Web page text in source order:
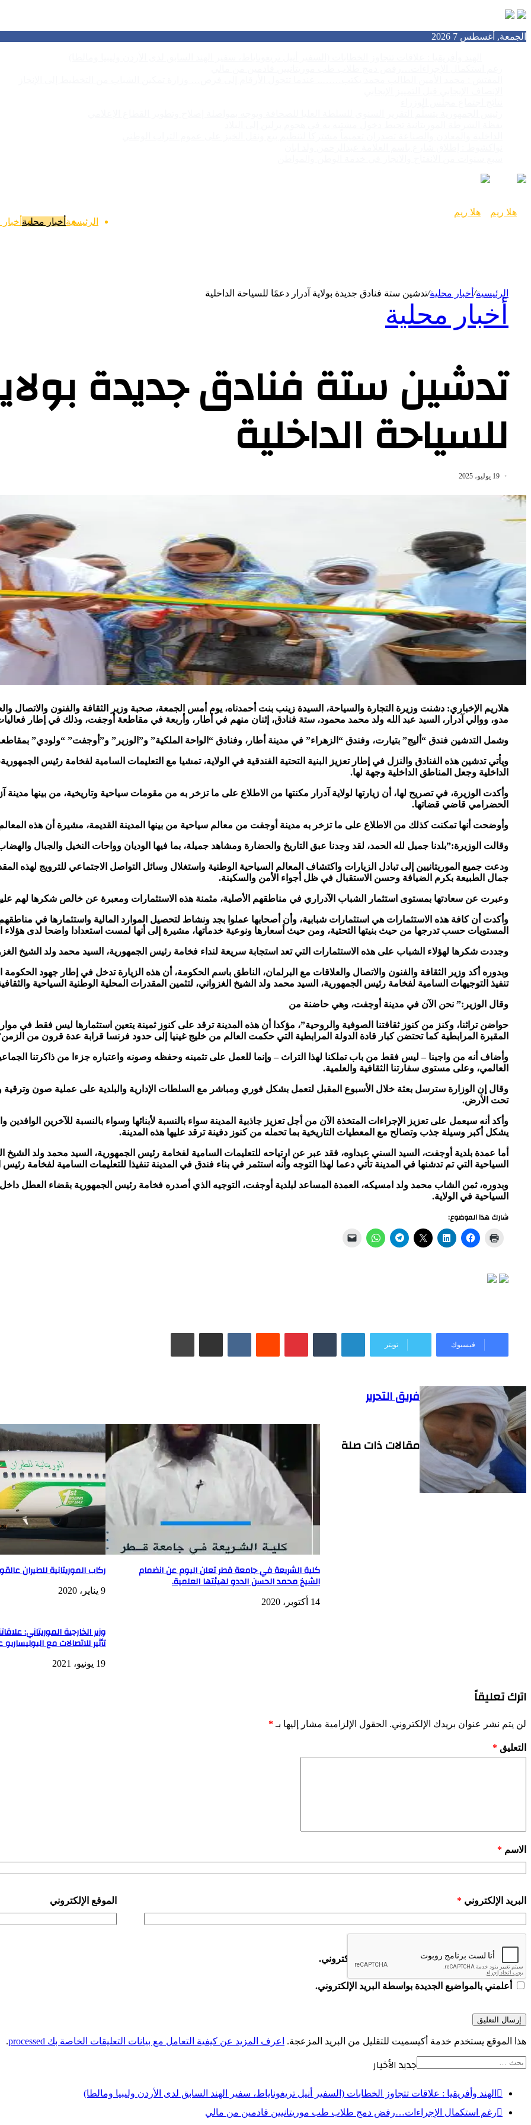
الجمعة, أغسطس 7 2026
الرئيسية أخبار محلية
الرئيسية/ أخبار محلية/تدشين ستة فنادق جديدة بولاية آدرار دعمًا للسياحة الداخلية
أخبار محلية
تدشين ستة فنادق جديدة
للسياحة الداخلية
19 يوليو، 2025
هلاريم الإخباري: دشنت وزيرة التجارة والسياحة، السيدة زينب بنت أحمدناه، يوم أمس الجمعة، صحبة وزير الثقافة والفنون والاتصال
مدو، ووالي آدرار، السيد عبد الله ولد محمد محمود، ستة فنادق، إثنان منهم في أطار، وأربعة في مقاطعة أوجفت، وذلك في إطار
وشمل التدشين فندق “أليج” بتيارت، وفندق “الزهراء” في مدينة أطار، وفنادق “الواحة الملكية” و”الوزير” و”أوجفت” “ولودي”
ويأتي تدشين هذه الفنادق والنزل في إطار تعزيز البنية التحتية الفندقية في الولاية، تمشيا مع التعليمات السامية لفخامة رئيس
الداخلية وجعل المناطق الداخلية وجهة لها.
وأكدت الوزيرة، في تصريح لها، أن زيارتها لولاية آدرار مكنتها من الاطلاع على ما تزخر به من مقومات سياحية وتاريخية، من بينها مدينة
الحضرامي قاضي قضاتها.
وأوضحت أنها تمكنت كذلك من الاطلاع على ما تزخر به مدينة أوجفت من معالم سياحية من بينها المدينة القديمة، مشيرة أن هذه
وقالت الوزيرة:”بلدنا جميل لله الحمد، لقد وجدنا عبق التاريخ والحضارة ومشاهد جميلة، بما فيها الوديان وواحات النخيل والجبال
ودعت جميع الموريتانيين إلى تبادل الزيارات واكتشاف المعالم السياحية الوطنية واستغلال وسائل التواصل الاجتماعي للترويج لهذه
جمال الطبيعة بكرم الضيافة وحسن الاستقبال في ظل أجواء الأمن والسكينة.
وعبرت عن سعادتها بمستوى استثمار الشباب الآدراري في مناطقهم الأصلية، مثمنة هذه الاستثمارات ومعبرة عن خالص شكرها لهم
وأكدت أن كافة هذه الاستثمارات هي استثمارات شبابية، وأن أصحابها عملوا بجد ونشاط لتحصيل الموارد المالية واستثمارها في
المستويات حسب تدرجها من حيث بنيتها التحتية، ومن حيث أسعارها ونوعية خدماتها، مشيرة إلى أنها لمست استعدادا واضحا لدى
وجددت شكرها لهؤلاء الشباب على هذه الاستثمارات التي تعد استجابة سريعة لنداء فخامة رئيس الجمهورية، السيد محمد ولد الشيخ
وبدوره أكد وزير الثقافة والفنون والاتصال والعلاقات مع البرلمان، الناطق باسم الحكومة، أن هذه الزيارة تدخل في إطار جهود الحكومة
تنفيذ التوجيهات السامية لفخامة رئيس الجمهورية، السيد محمد ولد الشيخ الغزواني، لتثمين المقدرات المحلية الوطنية السياحية
وقال الوزير:” نحن الآن في مدينة أوجفت، وهي حاضنة من
حواضن تراثنا، وكنز من كنوز ثقافتنا الصوفية والروحية”، مؤكدا أن هذه المدينة ترقد على كنوز ثمينة يتعين استثمارها ليس فقط في
المقبرة المرابطية كما تحتضن كبار قادة الدولة المرابطية التي حكمت العالم من خليج غينيا إلى حدود فرنسا قرابة عدة قرون من
وأضاف أنه من واجبنا – ليس فقط من باب تملكنا لهذا التراث – وإنما للعمل على تثمينه وحفظه وصونه واعتباره جزءا من ذاكرتنا
العالمي، وعلى مستوى سفارتنا الثقافية والعلمية.
وقال إن الوزارة سترسل بعثة خلال الأسبوع المقبل لتعمل بشكل فوري ومباشر مع السلطات الإدارية والبلدية على عملية صون وترقية
تحت الأرض.
وأكد أنه سيعمل على تعزيز الإجراءات المتخذة الآن من أجل تعزيز جاذبية المدينة سواء بالنسبة لأبنائها وسواء بالنسبة للآخرين
يشكل أكبر وسيلة جذب وتصالح مع المعطيات التاريخية بما تحمله من كنوز دفينة ترقد عليها هذه المدينة.
أما عمدة بلدية أوجفت، السيد السني عبداوه، فقد عبر عن ارتياحه للتعليمات السامية لفخامة رئيس الجمهورية، السيد محمد ولد الشيخ
السياحية التي تم تدشنها في المدينة تأتي دعما لهذا التوجه وأنه استثمر في بناء فندق في المدينة تنفيذا للتعليمات السامية لفخامة
وبدوره، ثمن الشاب محمد ولد امسيكه، العمدة المساعد لبلدية أوجفت، التوجيه الذي أصدره فخامة رئيس الجمهورية بقضاء العطل داخل
السياحية في الولاية.
شارك هذا الموضوع:
فيسبوك تويتر
لينكدإن بينتيريست مشاركة عبر البريد طباعة
فريق التحرير
مقالات ذات صلة
كلية الشريعة في جامعة قطر تعلن اليوم عن انضمام
الشيخ محمد الحسن الددو لهيئتها العلمية.
14 أكتوبر، 2020
ركاب الموريتانية للطيران
9 يناير، 2020
وزير الخارجية الموريتاني:
تأثير للاتصالات مع البوليساريو
19 يونيو، 2021
اترك تعليقاً
لن يتم نشر عنوان بريدك الإلكتروني. الحقول الإلزامية مشار إليها بـ *
التعليق *
الاسم *
البريد الإلكتروني * الموقع الإلكتروني
أعلمني بمتابعة التعليقات بواسطة البريد الإلكتروني.
أعلمني بالمواضيع الجديدة بواسطة البريد الإلكتروني.
هذا الموقع يستخدم خدمة أكيسميت للتقليل من البريد المزعجة. اعرف المزيد عن كيفية التعامل مع بيانات التعليقات الخاصة بك processed
.
البحث
عن:
جديد الأخبار
الهند وأفريقيا : علاقات تتجاوز الخطابات (السفير أنيل تريغوناياط، سفير الهند السابق لدى الأردن وليبيا ومالطا)
رغم استكمال الإجراءات…رفض دمج طلاب طب موريتانيين قادمين من مالي